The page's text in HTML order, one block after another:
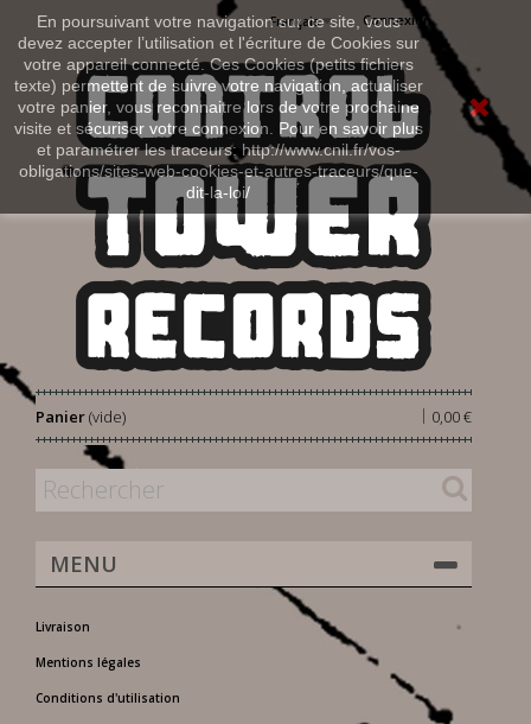
En poursuivant votre navigation sur ce site, vous
devez accepter l’utilisation et l'écriture de Cookies sur
votre appareil connecté. Ces Cookies (petits fichiers
texte) permettent de suivre votre navigation, actualiser
votre panier, vous reconnaitre lors de votre prochaine
visite et sécuriser votre connexion. Pour en savoir plus
et paramétrer les traceurs: http://www.cnil.fr/vos-
obligations/sites-web-cookies-et-autres-traceurs/que-
dit-la-loi/
Connexion
Français
Panier 0,00 €
|
(vide)
MENU
Livraison
Mentions légales
Conditions d'utilisation